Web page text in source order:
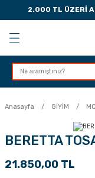
2.000 TL ÜZERİ
MANDALI
Anasayfa GİYİM
BERETTA
21.850,00 TL